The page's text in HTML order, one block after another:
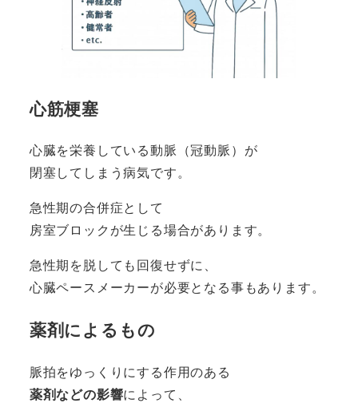
心筋梗塞
心臓を栄養している動脈（冠動脈）が
閉塞してしまう病気です。
急性期の合併症として
房室ブロックが生じる場合があります。
急性期を脱しても回復せずに、
心臓ペースメーカーが必要となる事もあります。
薬剤によるもの
脈拍をゆっくりにする作用のある
薬剤などの影響によって、